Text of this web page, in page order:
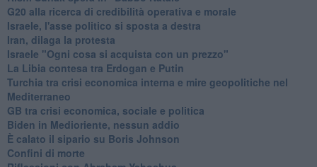
G20 alla ricerca di credibilità operativa e morale
Israele, l'asse politico si sposta a destra
Iran, dilaga la protesta
Israele "Ogni cosa si acquista con un prezzo"
La Libia contesa tra Erdogan e Putin
Turchia tra crisi economica interna e mire geopolitiche nel
Mediterraneo
GB tra crisi economica, sociale e politica
Biden in Medioriente, nessun addio
È calato il sipario su Boris Johnson
Confini di morte